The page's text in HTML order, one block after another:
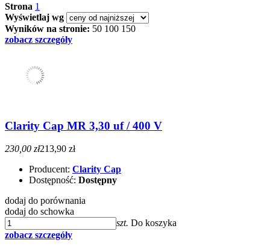
Strona 1
Wyświetlaj wg
Wyników na stronie: 50 100 150
zobacz szczegóły
Clarity Cap MR 3,30 uf / 400 V
230,00 zł213,90 zł
Producent: Clarity Cap
Dostępność: Dostępny
dodaj do porównania
dodaj do schowka
szt. Do koszyka
zobacz szczegóły